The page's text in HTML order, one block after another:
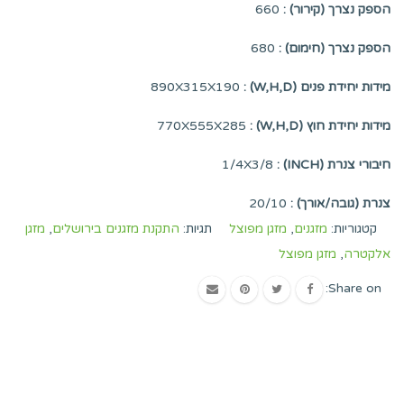
הספק נצרך (קירור) : 660
הספק נצרך (חימום) : 680
מידות יחידת פנים (W,H,D) : 890X315X190
מידות יחידת חוץ (W,H,D) : 770X555X285
חיבורי צנרת (INCH) : 1/4X3/8
צנרת (גובה/אורך) : 20/10
קטגוריות: מזגנים, מזגן מפוצל תגיות: התקנת מזגנים בירושלים, מזגן
אלקטרה, מזגן מפוצל
Share on: